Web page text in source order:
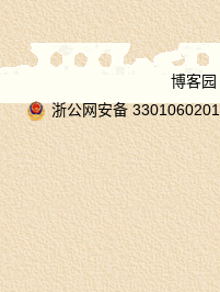
博客园
浙公网安备